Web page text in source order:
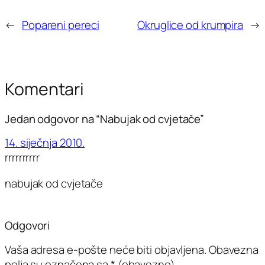
← Popareni pereci Okruglice od krumpira →
Komentari
Jedan odgovor na “Nabujak od cvjetače”
14. siječnja 2010.
rrrrrrrrrr
nabujak od cvjetače
Odgovori
Vaša adresa e-pošte neće biti objavljena.Obavezna